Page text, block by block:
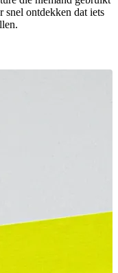
snel ontdekken dat iets